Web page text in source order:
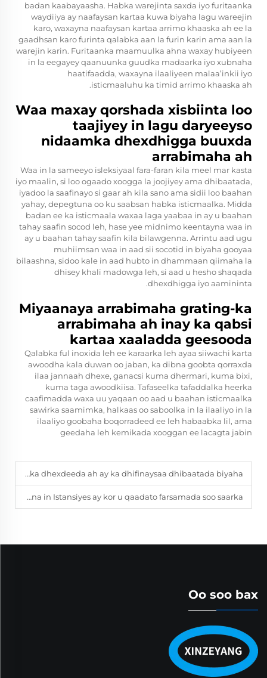
badan kaabayaasha. Habka warejinta saxda iyo furitaanka
waydiiya ay naafaysan kartaa kuwa biyaha lagu wareejin
karo, waxayna naafaysan kartaa arrimo khaaska ah ee la
gaadhsan karo furinta qalabka aan la furin karin ama aan la
warejin karin. Furitaanka maamuulka ahna waxay hubiyeen
in la eegayey qaanuunka guudka madaarka iyo xubnaha
haatifaadda, waxayna ilaaliyeen malaa’inkii iyo
isticmaaluhu ka timid arrimo khaaska ah.
Waa maxay qorshada xisbiinta loo
taajiyey in lagu daryeeyso
nidaamka dhexdhigga buuxda
arrabimaha ah
Waa in la sameeyo isleksiyaal fara-faran kila meel mar kasta
iyo maalin, si loo ogaado xoogga la joojiyey ama dhibaatada,
iyadoo la saafinayo si gaar ah kila sano ama sidii loo baahan
yahay, depegtuna oo ku saabsan habka isticmaalka. Midda
badan ee ka isticmaala waxaa laga yaabaa in ay u baahan
tahay saafin socod leh, hase yee midnimo keentayna waa in
ay u baahan tahay saafin kila bilawgenna. Arrintu aad ugu
muhiimsan waa in aad sii socotid in biyaha gooyaa
bilaashna, sidoo kale in aad hubto in dhammaan qiimaha la
dhisey khali madowga leh, si aad u hesho shaqada
dhexdhigga iyo aamininta.
Miyaanaya arrabimaha grating-ka
arrabimaha ah inay ka qabsi
kartaa xaaladda geesooda
Qalabka ful inoxida leh ee karaarka leh ayaa siiwachi karta
awoodha kala duwan oo jaban, ka dibna goobta qorraxda
ilaa jannaah dhexe, ganacsi kuma dhermari, kuma bixi,
kuma taga awoodkiisa. Tafaseelka tafaddalka heerka
caafimadda waxa uu yaqaan oo aad u baahan isticmaalka
sawirka saamimka, halkaas oo saboolka in la ilaaliyo in la
ilaaliyo goobaha boqorradeed ee leh habaabka lil, ama
geedaha leh kemikada xooggan ee lacagta jabin
Maxaab in lahayd qaylooyinka dhexdeeda ah ay ka dhifinaysaa dhibaatada biyaha?
Sida la yaqaana in Istansiyes ay kor u qaadato farsamada soo saarka?
Oo soo bax